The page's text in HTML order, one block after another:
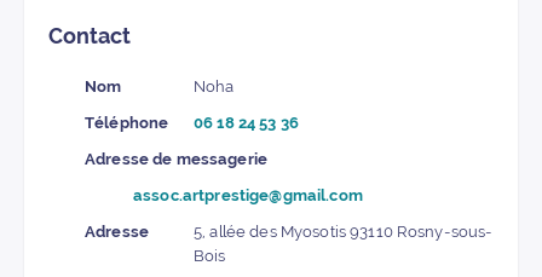
Contact
Nom
Noha
Téléphone
06 18 24 53 36
Adresse de messagerie
assoc.artprestige@gmail.com
Adresse
5, allée des Myosotis 93110 Rosny-sous-
Bois